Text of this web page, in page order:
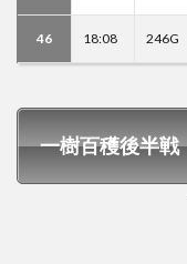
46 18:08 246G
一樹百穫後半戦